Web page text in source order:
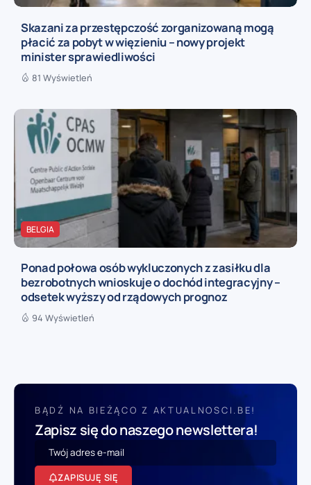
Skazani za przestępczość zorganizowaną mogą
płacić za pobyt w więzieniu – nowy projekt
minister sprawiedliwości
81 Wyświetleń
BELGIA
Ponad połowa osób wykluczonych z zasiłku dla
bezrobotnych wnioskuje o dochód integracyjny –
odsetek wyższy od rządowych prognoz
94 Wyświetleń
BĄDŹ NA BIEŻĄCO Z AKTUALNOSCI.BE!
Zapisz się do naszego newslettera!
ZAPISUJĘ SIĘ